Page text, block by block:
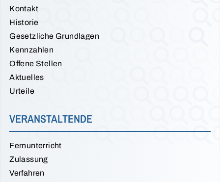
Kontakt
Historie
Gesetzliche Grundlagen
Kennzahlen
Offene Stellen
Aktuelles
Urteile
VERANSTALTENDE
Fernunterricht
Zulassung
Verfahren